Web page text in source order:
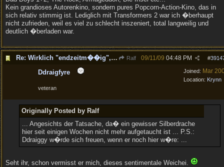
Kein grandioses Autorenkino, sondern pures Popcorn-Action-Kino, das in
sich relativ stimmig ist. Lediglich mit Transformers 2 war ich �berhaupt
nicht zufrieden, weil es viel zu schlecht inszeniert, total langweilig und
deutlich �berladen war.
Re: Wirklich "endzeitm��ig", oder was?! Ralf #
09/11/09 04:48 PM
Joined: Mar
Location: Krynn
Ddraigfyre
veteran
Originally Posted by Ralf
... Angesichts der Tatsache, da� ein gewisser Silberdrache
hier seit einigen Wochen nicht mehr aufgetaucht ist ... P.S.:
Ddraiggy w�rde sich freuen, wenn er noch hier w�re: ...
Seht ihr, schon vermisst er mich, dieses sentimentale Weichei.